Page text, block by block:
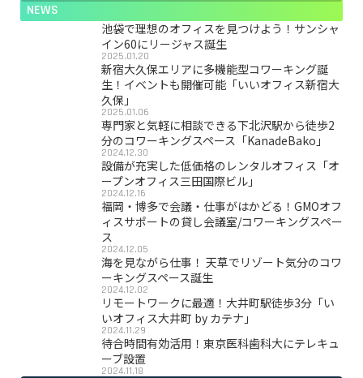
NEWS
池袋で理想のオフィスを見つけよう！サンシャ
イン60にリージャス誕生
2025.01.20
新宿大久保エリアに多機能型コワーキング誕
生！イベントも開催可能「いいオフィス新宿大
久保」
2025.01.06
専門家と気軽に相談できる下北沢駅から徒歩2
分のコワーキングスペース「KanadeBako」
2024.12.30
設備が充実した低価格のレンタルオフィス「オ
ープンオフィス三田国際ビル」
2024.12.16
福岡・博多で会議・仕事がはかどる！GMOオフ
ィスサポートの貸し会議室/コワーキングスペー
ス
2024.12.05
海を見ながら仕事！ 天草でリゾート気分のコワ
ーキングスペース誕生
2024.12.02
リモートワークに最適！大井町駅徒歩3分「い
いオフィス大井町 by カテナ」
2024.11.29
待合時間有効活用！東京医科歯科大にテレキュ
ーブ設置
2024.11.18